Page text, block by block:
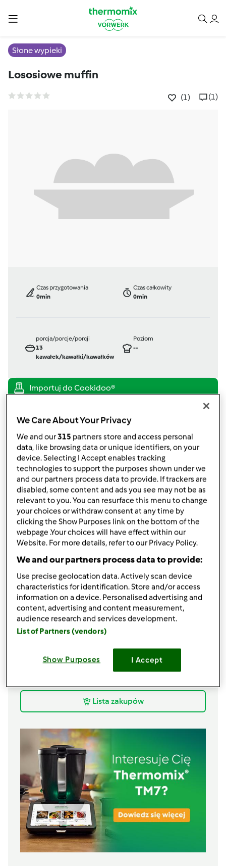
Słone wypieki
Lososiowe muffin
(1) (1)
Czas przygotowania
0min
Czas całkowity
0min
porcja/porcje/porcji
13
kawałek/kawałki/kawałków
Poziom
--
przezGość
Dodaj do moich kolekcji
podziel się przepisem
Stwórz wariant
Składniki
250gramówwedzonego lososia
180gramówoleju z oliwek
4jaja kurze
100gramówjogurtu naturalnego
300gramówmąki
1/2torebkidrożdży suchych ( 7,5 - 8g)
Sody spożywczej
łyżeczek cukru
soli
Lista zakupów
We Care About Your Privacy
We and our315 partners store and access personal
data, like browsing data or unique identifiers, on your
device. Selecting I Accept enables tracking
technologies to support the purposes shown under we
and our partners process data to provide. If trackers are
disabled, some content and ads you see may not be as
relevant to you. You can resurface this menu to change
your choices or withdraw consent at any time by
clicking the Show Purposes link on the bottom of the
webpage .Your choices will have effect within our
Website. For more details, refer to our Privacy Policy.
We and our partners process data to provide:
Use precise geolocation data. Actively scan device
characteristics for identification. Store and/or access
information on a device. Personalised advertising and
content, advertising and content measurement,
audience research and services development.
List of Partners (vendors)
Show Purposes I Accept